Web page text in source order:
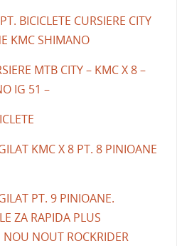
BICICLETE CURSIERE CITY
KMC SHIMANO
MTB CITY – KMC X 8 –
IG 51 –
KMC X 8 PT. 8 PINIOANE
PT. 9 PINIOANE.
ZA RAPIDA PLUS
NOUT ROCKRIDER